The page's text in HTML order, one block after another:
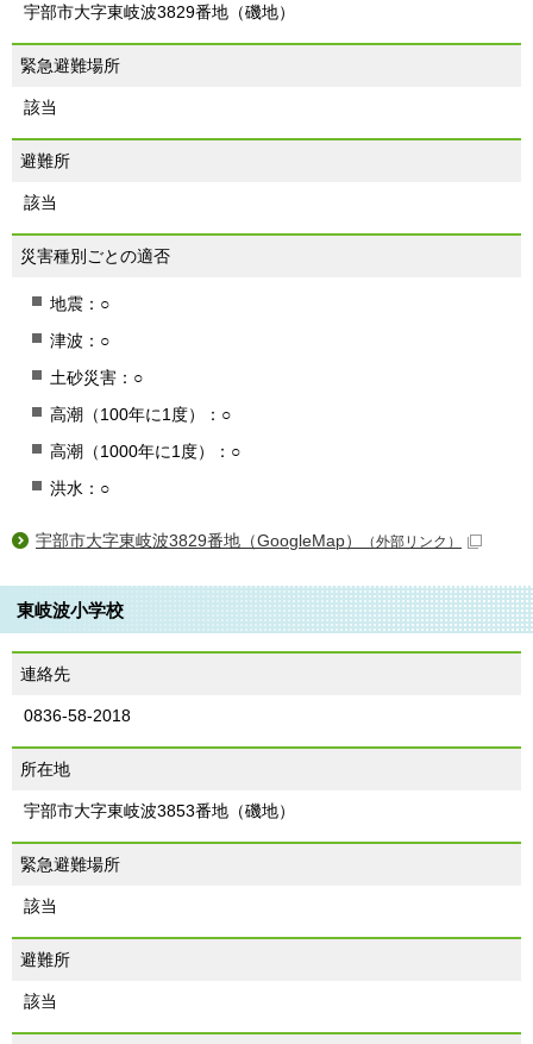
宇部市大字東岐波3829番地（磯地）
緊急避難場所
該当
避難所
該当
災害種別ごとの適否
地震：○
津波：○
土砂災害：○
高潮（100年に1度）：○
高潮（1000年に1度）：○
洪水：○
宇部市大字東岐波3829番地（GoogleMap） （外部リンク）
東岐波小学校
連絡先
0836-58-2018
所在地
宇部市大字東岐波3853番地（磯地）
緊急避難場所
該当
避難所
該当